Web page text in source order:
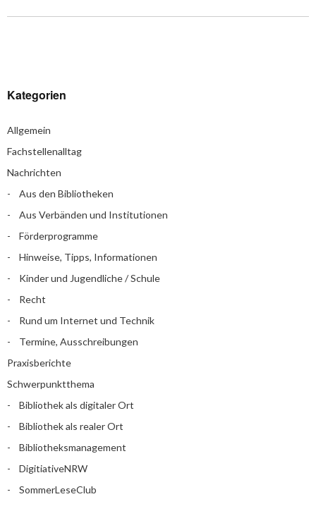
Kategorien
Allgemein
Fachstellenalltag
Nachrichten
Aus den Bibliotheken
Aus Verbänden und Institutionen
Förderprogramme
Hinweise, Tipps, Informationen
Kinder und Jugendliche / Schule
Recht
Rund um Internet und Technik
Termine, Ausschreibungen
Praxisberichte
Schwerpunktthema
Bibliothek als digitaler Ort
Bibliothek als realer Ort
Bibliotheksmanagement
DigitiativeNRW
SommerLeseClub